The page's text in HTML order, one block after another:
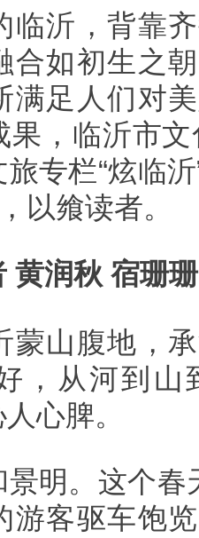
临沂，背靠
合如初生之
满足人们对
果，临沂市
专栏“炫临
以飨读者。
黄润秋 宿珊
蒙山腹地，
，从河到山
心脾。
明。这个春
游客驱车饱